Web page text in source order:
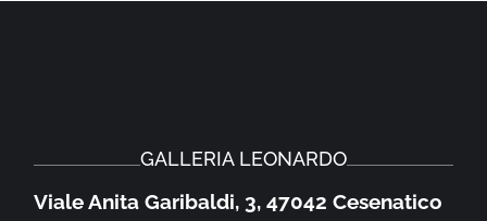
GALLERIA LEONARDO
Viale Anita Garibaldi, 3, 47042 Cesenatico